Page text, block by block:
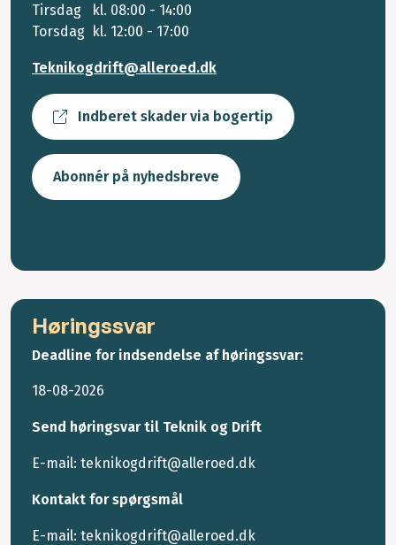
Tirsdag kl. 08:00 - 14:00
Torsdag kl. 12:00 - 17:00
Teknikogdrift@alleroed.dk
Indberet skader via bogertip
Abonnér på nyhedsbreve
Høringssvar
Deadline for indsendelse af høringssvar:
18-08-2026
Send høringsvar til Teknik og Drift
E-mail: teknikogdrift@alleroed.dk
Kontakt for spørgsmål
E-mail: teknikogdrift@alleroed.dk